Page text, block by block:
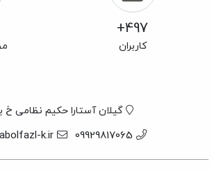
497+
کاربران
گیلان آستارا حکیم نظامی خ
09929817065
k.ir